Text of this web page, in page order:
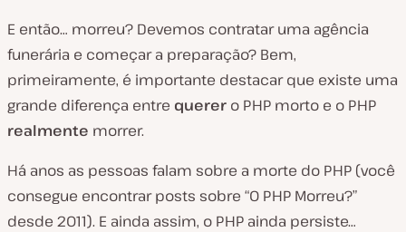
E então… morreu? Devemos contratar uma agência
funerária e começar a preparação? Bem,
primeiramente, é importante destacar que existe uma
grande diferença entre querer o PHP morto e o PHP
realmente morrer.
Há anos as pessoas falam sobre a morte do PHP (você
consegue encontrar posts sobre “O PHP Morreu?”
desde 2011). E ainda assim, o PHP ainda persiste…